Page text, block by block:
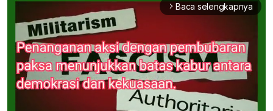
arrow_forward_ios Baca selengkapnya